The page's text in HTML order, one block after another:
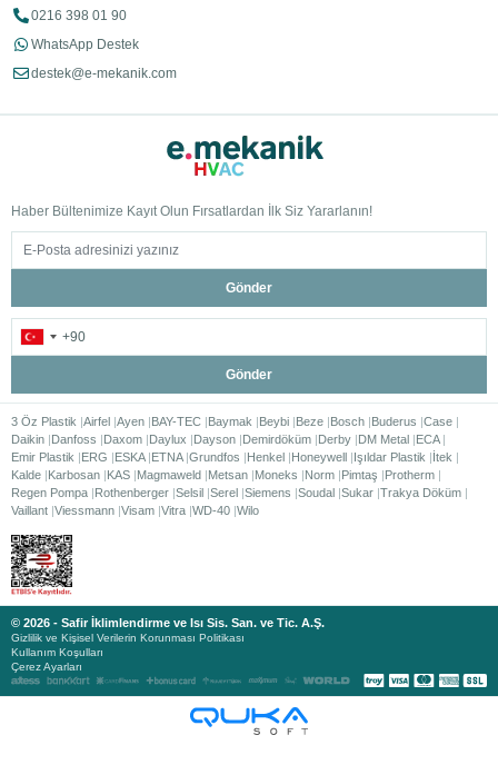
0216 398 01 90
WhatsApp Destek
destek@e-mekanik.com
Haber Bültenimize Kayıt Olun Fırsatlardan İlk Siz Yararlanın!
Gönder
Gönder
3 Öz Plastik Airfel Ayen BAY-TEC Baymak Beybi Beze Bosch Buderus Case
Daikin Danfoss Daxom Daylux Dayson Demirdöküm Derby DM Metal ECA
Emir Plastik
ERG ESKA ETNA Grundfos Henkel Honeywell Işıldar Plastik
İtek
Kalde Karbosan KAS Magmaweld Metsan Moneks Norm Pimtaş
Protherm
Regen Pompa Rothenberger Selsil Serel Siemens Soudal Sukar Trakya Döküm
Vaillant Viessmann Visam Vitra WD-40 Wilo
© 2026 - Safir İklimlendirme ve Isı Sis. San. ve Tic. A.Ş.
Gizlilik ve Kişisel Verilerin Korunması Politikası
Kullanım Koşulları
Çerez Ayarları